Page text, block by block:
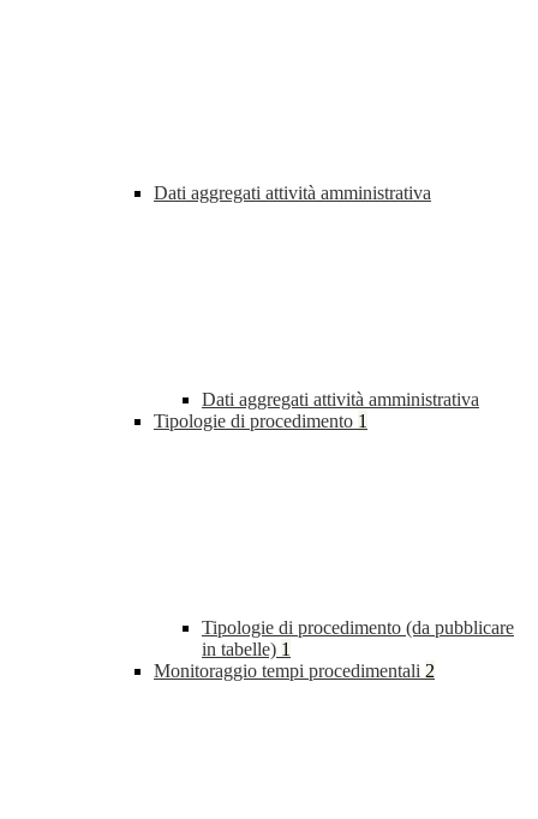
Dati aggregati attività amministrativa
Dati aggregati attività amministrativa
Tipologie di procedimento 1
Tipologie di procedimento (da pubblicare
in tabelle) 1
Monitoraggio tempi procedimentali 2